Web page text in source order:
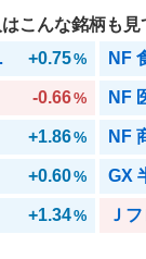
こんな銘柄も見
50
+0.75% NF
-0.66% NF
+1.86% NF
+0.60% GX
+1.34% Ｊ